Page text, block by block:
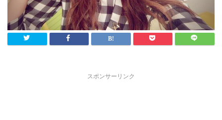
スポンサーリンク